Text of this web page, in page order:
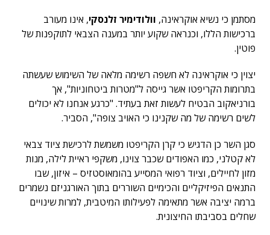
מסתמן כי נשיא אוקראינה, וולודימיר זלנסקי, אינו מעורב
ברכישות הללו, וכנראה שקוע יותר במענה הצבאי לתוקפנות של
פוטין.
יצוין כי אוקראינה לא חשפה רשימה מלאה של השימוש שעשתה
בתרומות הקריפטו אשר גייסה ל"מטרות ביטחוניות", אך
בורניאקוב הבטיח לעשות זאת בעתיד. "כרגע אנחנו לא יכולים
לשים רשימה של מה שקנינו כי האויב צופה", הסביר.
סגן השר כן הדגיש כי קרן הקריפטו משמשת לרכישת ציוד צבאי
לא קטלני, כמו האפודים שכבר צוינו, משקפי ראיית לילה, מנות
מזון לחיילים, וציוד רפואי המסייע בהומאוסטזיס – איזון, שבו
התנאים הפיזיקליים והכימיים השוררים בתוך האורגניזם נשמרים
ברמה יציבה אשר מתאימה לפעילותו המיטבית, למרות שינויים
שחלים בסביבתו החיצונית.